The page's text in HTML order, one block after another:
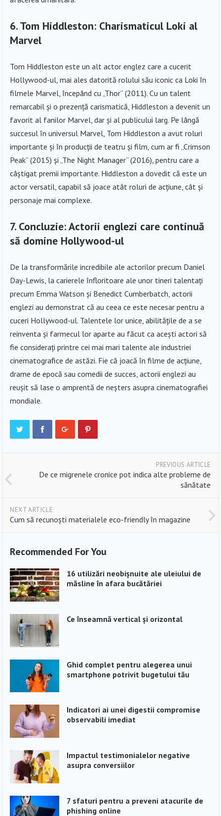
6.Tom Hiddleston: Charismaticul Loki al
Marvel
Tom Hiddleston este un alt actor englez care a cucerit
Hollywood-ul, mai ales datorită rolului său iconic ca Loki în
filmele Marvel, începând cu „Thor” (2011). Cu un talent
remarcabil și o prezență carismatică, Hiddleston a devenit un
favorit al fanilor Marvel, dar și al publicului larg. Pe lângă
succesul în universul Marvel, Tom Hiddleston a avut roluri
importante și în producții de teatru și film, cum ar fi „Crimson
Peak” (2015) și „The Night Manager” (2016), pentru care a
câștigat premii importante. Hiddleston a dovedit că este un
actor versatil, capabil să joace atât roluri de acțiune, cât și
personaje mai complexe.
7. Concluzie: Actorii englezi care continuă
să domine Hollywood-ul
De la transformările incredibile ale actorilor precum Daniel
Day-Lewis, la carierele înfloritoare ale unor tineri talentați
precum Emma Watson și Benedict Cumberbatch, actorii
englezi au demonstrat că au ceea ce este necesar pentru a
cuceri Hollywood-ul. Talentele lor unice, abilitățile de a se
reinventa și farmecul lor aparte au făcut ca acești actori să
fie considerați printre cei mai mari talente ale industriei
cinematografice de astăzi. Fie că joacă în filme de acțiune,
drame de epocă sau comedii de succes, actorii englezi au
reușit să lase o amprentă de neșters asupra cinematografiei
mondiale.
PREVIOUS ARTICLE
De ce migrenele cronice pot indica alte probleme de
sănătate
NEXT ARTICLE
Cum să recunoști materialele eco-friendly în magazine
Recommended For You
16 utilizări neobișnuite ale uleiului de
măsline în afara bucătăriei
Ce înseamnă vertical și orizontal
Ghid complet pentru alegerea unui
smartphone potrivit bugetului tău
Indicatori ai unei digestii compromise
observabili imediat
Impactul testimonialelor negative
asupra conversiilor
7 sfaturi pentru a preveni atacurile de
phishing online